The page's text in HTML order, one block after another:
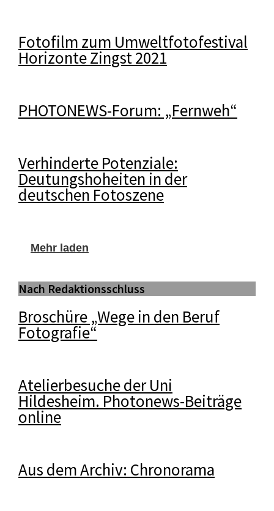
Fotofilm zum Umweltfotofestival
Horizonte Zingst 2021
PHOTONEWS-Forum: „Fernweh“
Verhinderte Potenziale:
Deutungshoheiten in der
deutschen Fotoszene
Mehr laden
Nach Redaktionsschluss
Broschüre „Wege in den Beruf
Fotografie“
Atelierbesuche der Uni
Hildesheim. Photonews-Beiträge
online
Aus dem Archiv: Chronorama